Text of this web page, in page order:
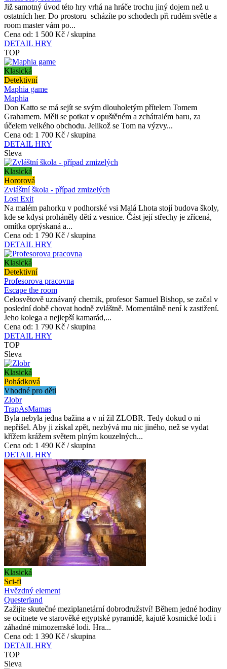
Již samotný úvod této hry vrhá na hráče trochu jiný dojem než u
ostatních her. Do prostoru scházíte po schodech při rudém světle a
room master vám po...
Cena od: 1 500 Kč / skupina
DETAIL HRY
TOP
Klasická
Detektivní
Maphia game
Maphia
Don Katto se má sejít se svým dlouholetým přítelem Tomem
Grahamem. Měli se potkat v opuštěném a zchátralém baru, za
účelem velkého obchodu. Jelikož se Tom na výzvy...
Cena od: 1 700 Kč / skupina
DETAIL HRY
Sleva
Klasická
Hororová
Zvláštní škola - případ zmizelých
Lost Exit
Na malém pahorku v podhorské vsi Malá Lhota stojí budova školy,
kde se kdysi proháněly dětí z vesnice. Část její střechy je zřícená,
omítka oprýskaná a...
Cena od: 1 790 Kč / skupina
DETAIL HRY
Klasická
Detektivní
Profesorova pracovna
Escape the room
Celosvětově uznávaný chemik, profesor Samuel Bishop, se začal v
poslední době chovat hodně zvláštně. Momentálně není k zastižení.
Jeho kolega a nejlepší kamarád,...
Cena od: 1 790 Kč / skupina
DETAIL HRY
TOP
Sleva
Klasická
Pohádková
Vhodné pro děti
Zlobr
TrapAsMamas
Byla nebyla jedna bažina a v ní žil ZLOBR. Tedy dokud o ni
nepřišel. Aby ji získal zpět, nezbývá mu nic jiného, než se vydat
křížem krážem světem plným kouzelných...
Cena od: 1 490 Kč / skupina
DETAIL HRY
Klasická
Sci-fi
Hvězdný element
Questerland
Zažijte skutečné meziplanetární dobrodružství! Během jedné hodiny
se ocitnete ve starověké egyptské pyramidě, kajutě kosmické lodi i
záhadné mimozemské lodi. Hra...
Cena od: 1 390 Kč / skupina
DETAIL HRY
TOP
Sleva